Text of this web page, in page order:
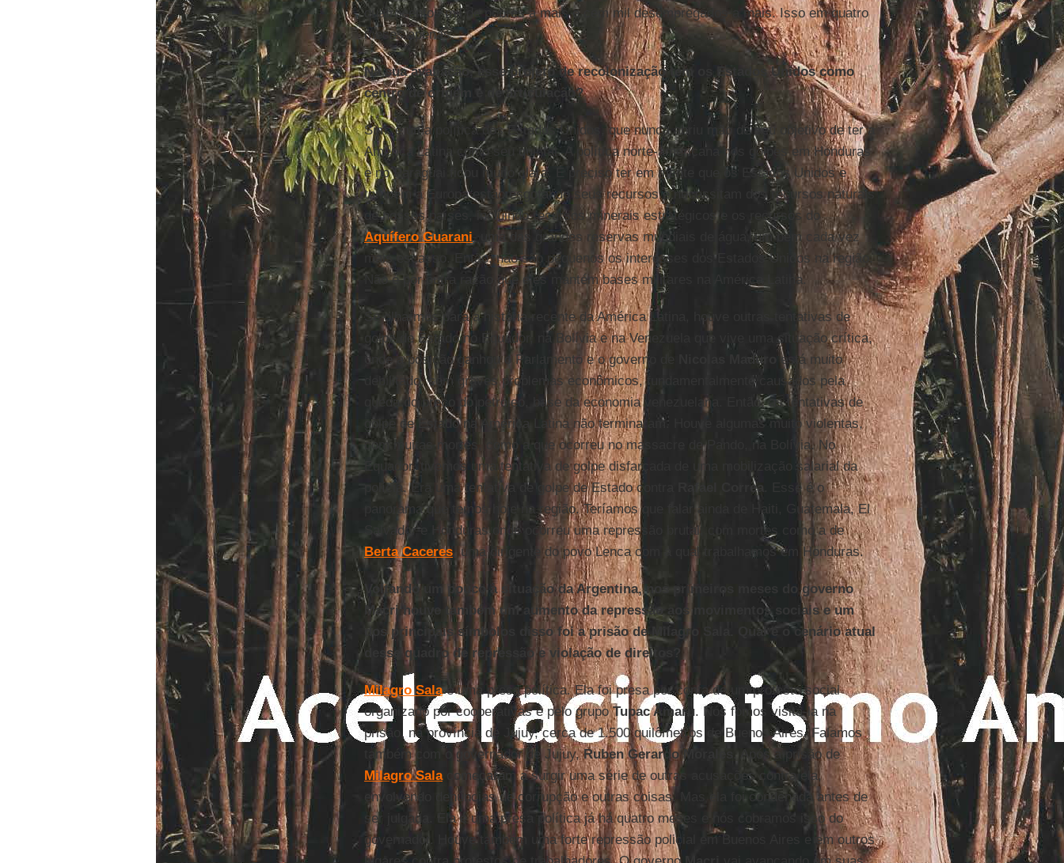
quatrocentos mil de pobres a mais e cem mil desempregados a mais. Isso em quatro
meses apenas.
Na sua avaliação, esse projeto de recolonização tem os Estados Unidos como
centro de origem e de articulação?
Sim, é uma política dos Estados Unidos, que nunca abriu mão de seu objetivo de ter a
América Latina como seu quintal. A política norte-americana nos golpes em Honduras
e no Paraguai ficou muito clara. É preciso ter em mente que os Estados Unidos e
também a Europa estão esgotando seus recursos e necessitam dos recursos naturais
de nossos países, incluindo recursos minerais estratégicos e os recursos do
Aquífero Guarani, uma das grandes reservas mundiais de água, um bem cada vez
mais escasso. Então, não são pequenos os interesses dos Estados Unidos na região.
Não é por outra razão que eles mantém bases militares na América Latina.
Se olharmos para a história recente da América Latina, houve outras tentativas de
golpe de Estado no Equador, na Bolívia e na Venezuela que vive uma situação crítica,
onde a posição ganhou o Parlamento e o governo de
Nicolas Maduro
está muito
debilitado, com graves problemas econômicos, fundamentalmente causados pela
queda do preço do petróleo, base da economia venezuelana. Então, as tentativas de
golpe de Estado na América Latina não terminaram. Houve algumas muito violentas,
com muitas mortes, como a que ocorreu no massacre de Pando, na Bolívia. No
Equador, tivemos uma tentativa de golpe disfarçada de uma mobilização salarial da
polícia. Era uma tentativa de golpe de Estado contra
Rafael Correa
. Esse é o
panorama que temos hoje na região. Teríamos que falar ainda de Haiti, Guatemala, El
Salvador e Honduras onde ocorreu uma repressão brutal, com mortes como a de
Berta Caceres, uma dirigente do povo Lenca com a qual trabalhamos em Honduras.
Voltando um pouco à situação da Argentina, nos primeiros meses do governo
Macri houve também um aumento da repressão aos movimentos sociais e um
dos principais símbolos disso foi a prisão de Milagro Sala. Qual é o cenário atual
desse quadro de repressão e violação de direitos?
Milagro Salaé uma presa política. Ela foi presa por conta de um protesto social
organizado por cooperativas e pelo grupoTupac Amaru. Nós fomos visitá-la na
prisão, na província de Jujuy, cerca de 1.500 quilômetros de Buenos Aires. Falamos
também com o governador de Jujuy,Ruben Gerardo Morales
. Após a prisão de
Milagro Salacomeçaram a surgir uma série de outras acusações contra ela,
envolvendo denúncias de corrupção e outras coisas. Mas ela foi condenada antes de
ser julgada. Ela é uma presa política já há quatro meses e nós cobramos isso do
governador. Houve também uma forte repressão policial em Buenos Aires e em outros